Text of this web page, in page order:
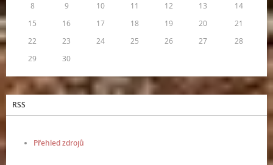
8
9 10 11 12 13
14
15
16 17 18 19 20
21
22
23 24 25 26 27
28
29
30
RSS
Přehled zdrojů